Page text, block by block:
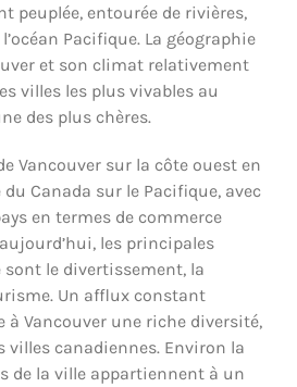
peuplée, entourée de rivières,
Pacifique. La géographie
et son climat relativement
villes les plus vivables au
des plus chères.
Vancouver sur la côte ouest en
Canada sur le Pacifique, avec
en termes de commerce
les principales
le divertissement, la
Un afflux constant
à Vancouver une riche diversité,
villes canadiennes. Environ la
de la ville appartiennent à un